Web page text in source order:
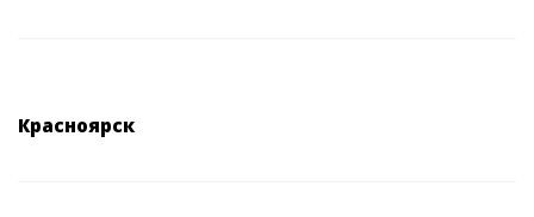
Красноярск